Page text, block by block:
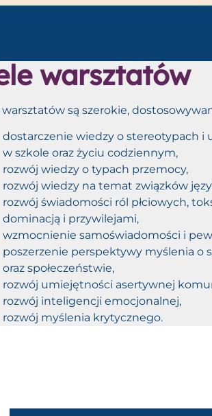
warsztatów
warsztatów są szerokie,
dostarczenie wiedzy o stereotypach i
w szkole oraz życiu codziennym,
rozwój wiedzy o typach przemocy,
rozwój wiedzy na temat związków
rozwój świadomości ról płciowych,
dominacją i przywilejami,
wzmocnienie samoświadomości i
poszerzenie perspektywy myślenia o
oraz społeczeństwie,
rozwój umiejętności asertywnej
rozwój inteligencji emocjonalnej,
rozwój myślenia krytycznego.